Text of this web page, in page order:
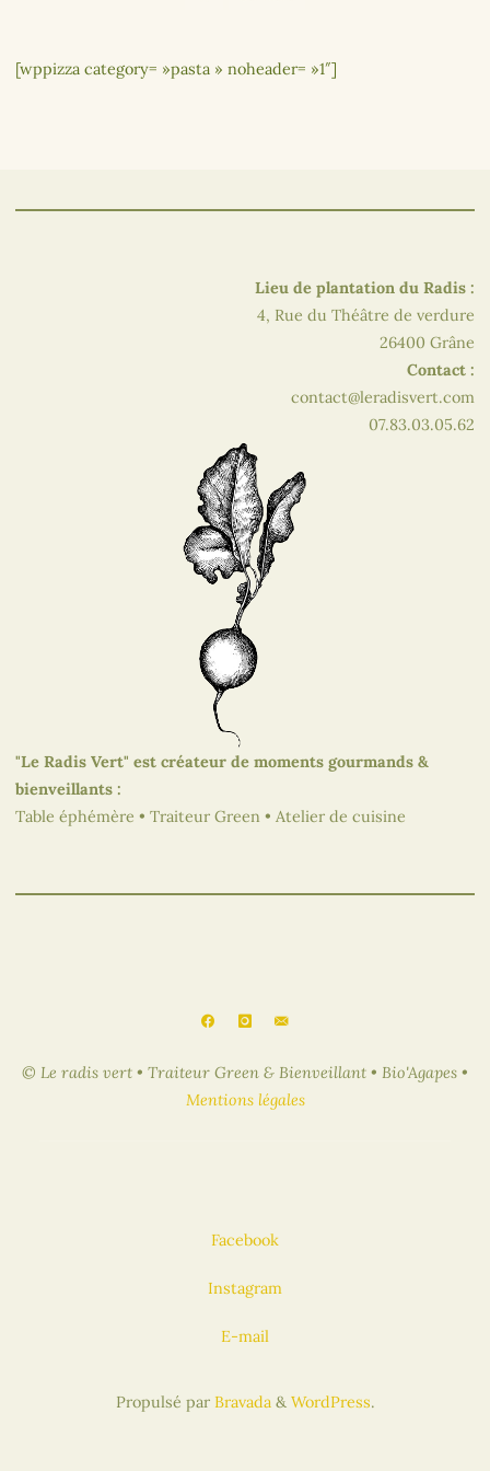
[wppizza category= »pasta » noheader= »1″]
Lieu de plantation du Radis :
4, Rue du Théâtre de verdure
26400 Grâne
Contact :
contact@leradisvert.com
07.83.03.05.62
"Le Radis Vert" est créateur de moments gourmands &
bienveillants :
Table éphémère • Traiteur Green • Atelier de cuisine
© Le radis vert • Traiteur Green & Bienveillant • Bio'Agapes •
Mentions légales
Facebook
Instagram
E-mail
Propulsé parBravada& WordPress.